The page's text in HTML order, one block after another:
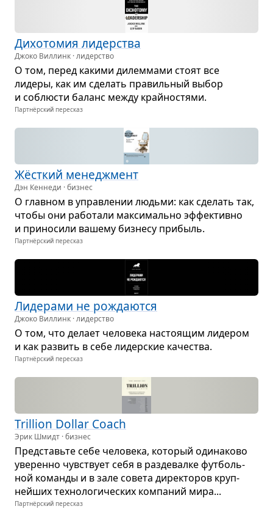
Дихо­то­мия лидер­ства
Джоко Виллинк · лидерство
О том, перед какими дилем­мами стоят все
лидеры, как им сде­лать пра­виль­ный выбор
и соблю­сти баланс между крайно­стями.
Партнёрский пересказ
Жёст­кий мене­джмент
Дэн Кеннеди · бизнес
О глав­ном в управ­ле­нии людьми: как сде­лать так,
чтобы они рабо­тали мак­си­мально эффек­тивно
и при­но­сили вашему биз­несу при­быль.
Партнёрский пересказ
Лиде­рами не рожда­ются
Джоко Виллинк · лидерство
О том, что делает чело­века насто­я­щим лиде­ром
и как раз­вить в себе лидер­ские каче­ства.
Партнёрский пересказ
Trillion Dollar Coach
Эрик Шмидт · бизнес
Пред­ставьте себе чело­века, кото­рый оди­на­ково
уве­ренно чув­ствует себя в раз­де­валке фут­боль­
ной команды и в зале совета дирек­то­ров круп­
нейших тех­но­ло­ги­че­ских ком­па­ний мира...
Партнёрский пересказ